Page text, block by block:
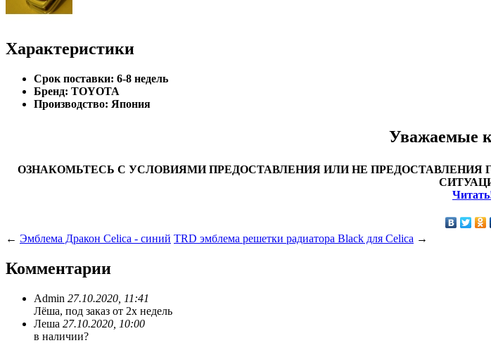
Характеристики
Cрок поставки: 6-8 недель
Бренд: TOYOTA
Производство: Япония
Уважаемые
ОЗНАКОМЬТЕСЬ С УСЛОВИЯМИ ПРЕДОСТАВЛЕНИЯ ИЛИ НЕ
← Эмблема Дракон Celica - синий TRD эмблема решетки радиатора Black для Celica →
Комментарии
Admin 27.10.2020, 11:41
Лёша, под заказ от 2х недель
Леша 27.10.2020, 10:00
в наличии?